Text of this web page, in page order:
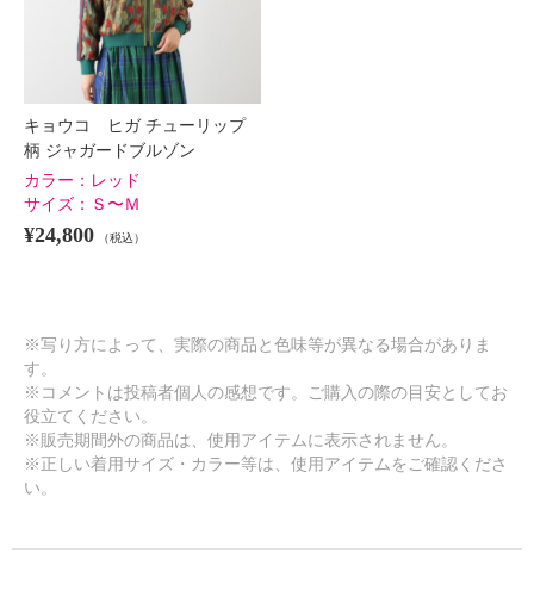
キョウコ ヒガ チューリップ
柄 ジャガードブルゾン
カラー： レッド
サイズ： Ｓ〜Ｍ
¥24,800 （税込）
※写り方によって、実際の商品と色味等が異なる場合がありま
す。
※コメントは投稿者個人の感想です。ご購入の際の目安としてお
役立てください。
※販売期間外の商品は、使用アイテムに表示されません。
※正しい着用サイズ・カラー等は、使用アイテムをご確認くださ
い。